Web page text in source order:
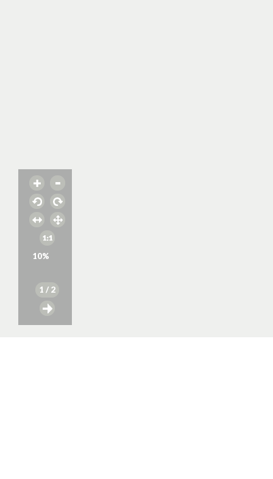
10%
1 / 2